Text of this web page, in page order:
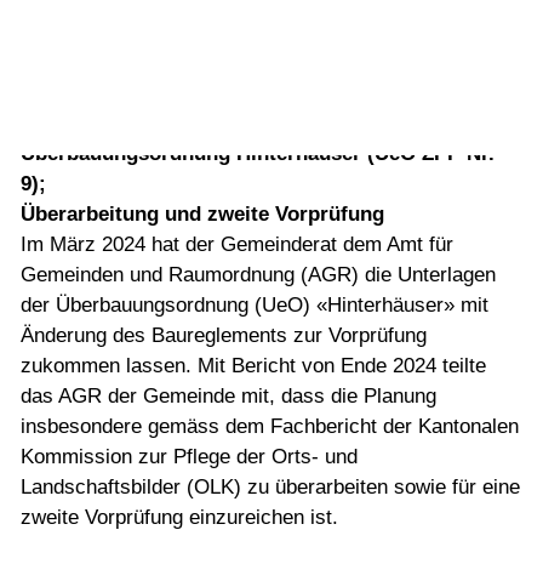
Überbauungsordnung Hinterhäuser (UeO ZPP Nr.
9);
Überarbeitung und zweite Vorprüfung
Im März 2024 hat der Gemeinderat dem Amt für
Gemeinden und Raumordnung (AGR) die Unterlagen
der Überbauungsordnung (UeO) «Hinterhäuser» mit
Änderung des Baureglements zur Vorprüfung
zukommen lassen. Mit Bericht von Ende 2024 teilte
das AGR der Gemeinde mit, dass die Planung
insbesondere gemäss dem Fachbericht der Kantonalen
Kommission zur Pflege der Orts- und
Landschaftsbilder (OLK) zu überarbeiten sowie für eine
zweite Vorprüfung einzureichen ist.